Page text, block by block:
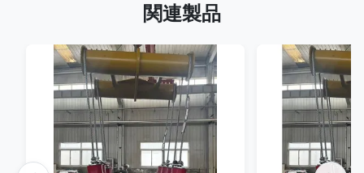
関連製品